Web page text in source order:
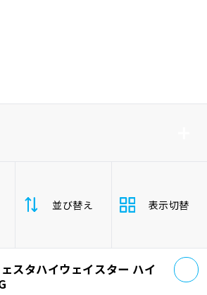
ポート体制
・点検・整備予約
マツダ
ミツビシ
タハイウェイスター
/ワンボックス
並び替え
安い順 高
表示切替
スタハイウェイスター ハイ